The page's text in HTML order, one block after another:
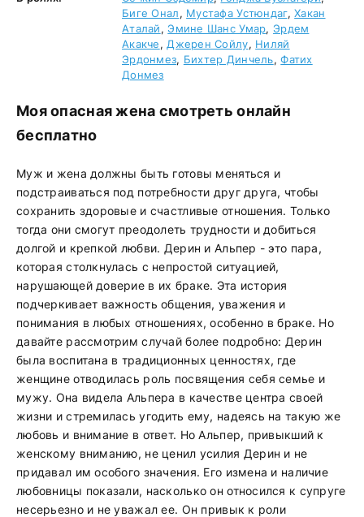
Биге Онал, Мустафа Устюндаг,Хакан
Аталай,Эмине Шанс Умар,Эрдем
Акакче, Джерен Сойлу, Ниляй
Эрдонмез, Бихтер Динчель,Фатих
Донмез
Моя опасная жена смотреть онлайн
бесплатно
Муж и жена должны быть готовы меняться и
подстраиваться под потребности друг друга, чтобы
сохранить здоровые и счастливые отношения. Только
тогда они смогут преодолеть трудности и добиться
долгой и крепкой любви. Дерин и Альпер - это пара,
которая столкнулась с непростой ситуацией,
нарушающей доверие в их браке. Эта история
подчеркивает важность общения, уважения и
понимания в любых отношениях, особенно в браке. Но
давайте рассмотрим случай более подробно: Дерин
была воспитана в традиционных ценностях, где
женщине отводилась роль посвящения себя семье и
мужу. Она видела Альпера в качестве центра своей
жизни и стремилась угодить ему, надеясь на такую же
любовь и внимание в ответ. Но Альпер, привыкший к
женскому вниманию, не ценил усилия Дерин и не
придавал им особого значения. Его измена и наличие
любовницы показали, насколько он относился к супруге
несерьезно и не уважал ее. Он привык к роли